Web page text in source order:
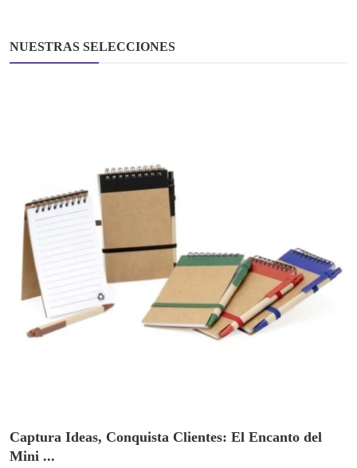
NUESTRAS SELECCIONES
Captura Ideas, Conquista Clientes: El Encanto del
Mini ...